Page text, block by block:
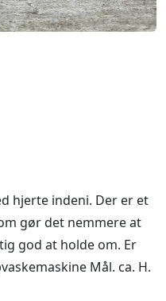
hjerte indeni. Der er et
gør det nemmere at
god at holde om. Er
Mål. ca. H.